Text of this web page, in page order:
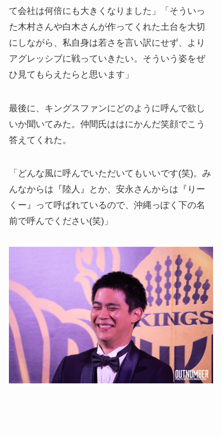
て会社は何倍にも大きくなりました」「そういっ
た木村さんや白木さんが作ってくれた土台を大切
にしながら、私自身は若さを言い訳にせず、より
アグレッシブに戦っていきたい。そういう姿をぜ
ひ見てもらえたらと思います」
最後に、キングスファンにどのように呼んで欲し
いか聞いてみた。仲間氏ははにかんだ笑顔でこう
答えてくれた。
「どんな風に呼んでいただいてもいいです(笑)。み
んなからは『陸人』とか、安永さんからは『りー
くー』って呼ばれているので、沖縄っぽく下の名
前で呼んでください(笑)」